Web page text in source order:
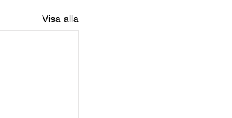
Visa alla